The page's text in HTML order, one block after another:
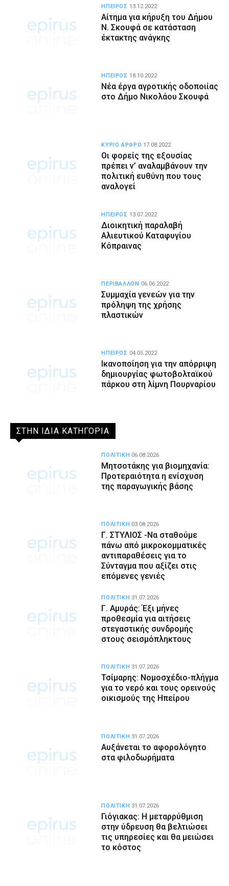
Αίτημα για κήρυξη του Δήμου
Ν. Σκουφά σε κατάσταση
έκτακτης ανάγκης
ΗΠΕΙΡΟΣ 13.12.2022
Νέα έργα αγροτικής οδοποιίας
στο Δήμο Νικολάου Σκουφά
ΗΠΕΙΡΟΣ 18.10.2022
Οι φορείς της εξουσίας
πρέπει ν’ αναλαμβάνουν την
πολιτική ευθύνη που τους
αναλογεί
ΚΥΡΙΟ ΑΡΘΡΟ 17.08.2022
Διοικητική παραλαβή
Αλιευτικού Καταφυγίου
Κόπραινας
ΗΠΕΙΡΟΣ 13.07.2022
Συμμαχία γενεών για την
πρόληψη της χρήσης
πλαστικών
ΠΕΡΙΒΑΛΛΟΝ 06.06.2022
Ικανοποίηση για την απόρριψη
δημιουργίας φωτοβολταϊκού
πάρκου στη λίμνη Πουρναρίου
ΗΠΕΙΡΟΣ 04.05.2022
ΣΤΗΝ ΙΔΙΑ ΚΑΤΗΓΟΡΙΑ
Μητσοτάκης για βιομηχανία:
Προτεραιότητα η ενίσχυση
της παραγωγικής βάσης
ΠΟΛΙΤΙΚΗ 06.08.2026
Γ. ΣΤΥΛΙΟΣ -Να σταθούμε
πάνω από μικροκομματικές
αντιπαραθέσεις για το
Σύνταγμα που αξίζει στις
επόμενες γενιές
ΠΟΛΙΤΙΚΗ 03.08.2026
Γ. Αμυράς: Έξι μήνες
προθεσμία για αιτήσεις
στεγαστικής συνδρομής
στους σεισμόπληκτους
ΠΟΛΙΤΙΚΗ 31.07.2026
Τσίμαρης: Νομοσχέδιο-πλήγμα
για το νερό και τους ορεινούς
οικισμούς της Ηπείρου
ΠΟΛΙΤΙΚΗ 31.07.2026
Αυξάνεται το αφορολόγητο
στα φιλοδωρήματα
ΠΟΛΙΤΙΚΗ 31.07.2026
Γιόγιακας: Η μεταρρύθμιση
στην ύδρευση θα βελτιώσει
τις υπηρεσίες και θα μειώσει
το κόστος
ΠΟΛΙΤΙΚΗ 31.07.2026